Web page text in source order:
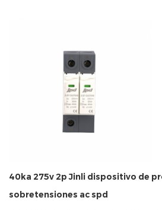
40ka 275v 2p Jinli dispositivo de
sobretensiones ac spd